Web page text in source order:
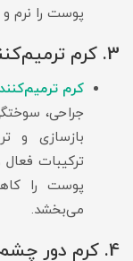
پوست را نرم
3. کرم ترمیم‌کننده دکتر ژیلا
کرم
جراحی،
بازسازی و
ترکیبات
پوست را
می‌بخشد.
4. کرم دور چشم دکتر ژیلا